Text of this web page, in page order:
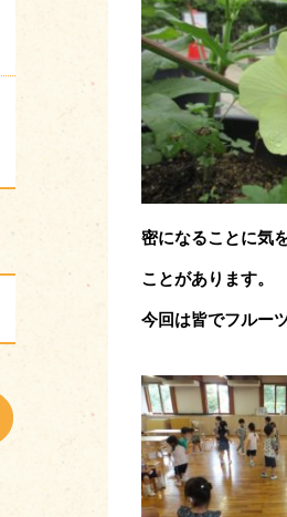
密になることに気
ことがあります。
今回は皆でフルー